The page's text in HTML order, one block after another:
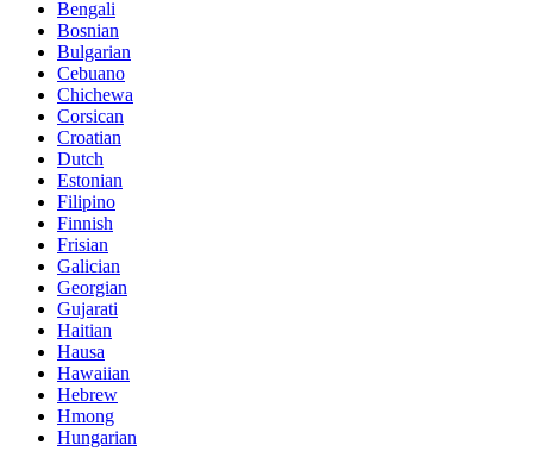
Bengali
Bosnian
Bulgarian
Cebuano
Chichewa
Corsican
Croatian
Dutch
Estonian
Filipino
Finnish
Frisian
Galician
Georgian
Gujarati
Haitian
Hausa
Hawaiian
Hebrew
Hmong
Hungarian